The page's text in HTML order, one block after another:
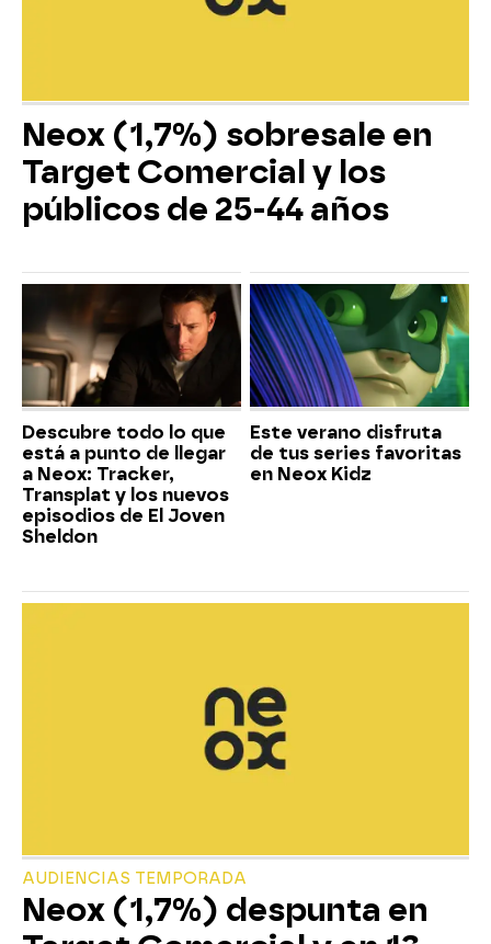
Neox (1,7%) sobresale en
Target Comercial y los
públicos de 25-44 años
Descubre todo lo que
está a punto de llegar
a Neox: Tracker,
Transplat y los nuevos
episodios de El Joven
Sheldon
Este verano disfruta
de tus series favoritas
en Neox Kidz
AUDIENCIAS TEMPORADA
Neox (1,7%) despunta en